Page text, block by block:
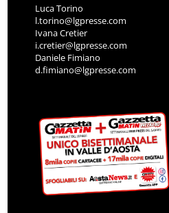
Luca Torino
l.torino@lgpresse.com
Ivana Cretier
i.cretier@lgpresse.com
Daniele Fimiano
d.fimiano@lgpresse.com